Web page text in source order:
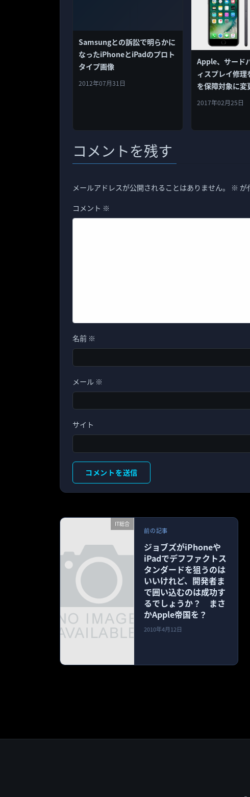
Samsungとの訴訟で明らかに
なったiPhoneとiPadのプロト
タイプ画像
2012年07月31日
Apple、サード
ィスプレイ修
を保障対象に変
2017年02月25日
コメントを残す
メールアドレスが公開されることはありません。 ※ が
コメント ※
名前 ※
メール ※
サイト
IT総合
前の記事
ジョブズがiPhoneや
iPadでデフファクトス
タンダードを狙うのは
いいけれど、開発者ま
で囲い込むのは成功す
るでしょうか？ まさ
かApple帝国を？
2010年4月12日